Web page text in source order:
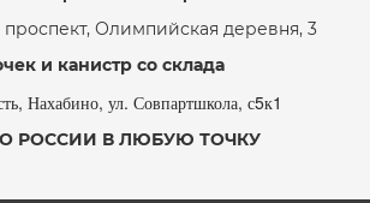
Олимпийская деревня, 3
и канистр со склада
Нахабино, ул. Совпартшкола, с5к1
РОССИИ В ЛЮБУЮ ТОЧКУ